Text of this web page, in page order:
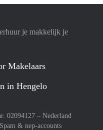
je makkelijk je
Makelaars
in Hengelo
02094127 – Nederland
Spam & nep-accounts